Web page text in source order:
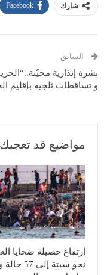
شارك Facebook
السابق
نشرة إنذارية
و تساقطات ثلجية بإقليم
مواضيع قد تعجبك
إرتفاع حصيلة ضحايا
نحو سبتة إلى